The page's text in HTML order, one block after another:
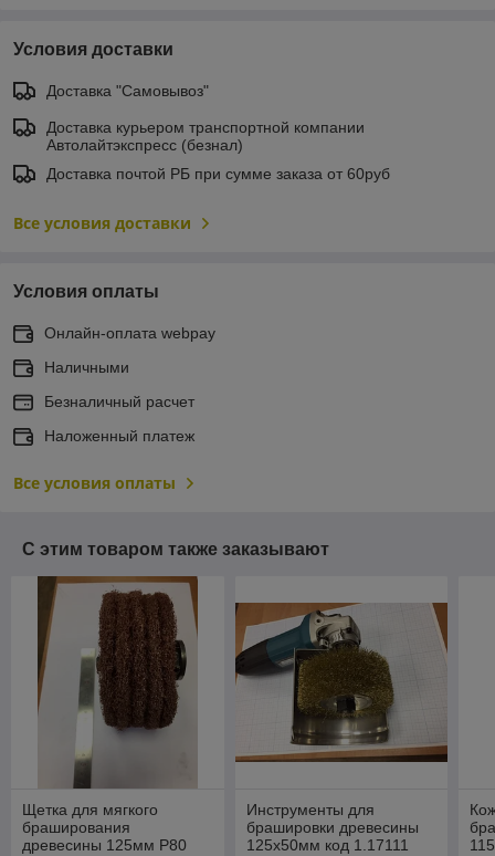
Условия доставки
Доставка "Самовывоз"
Доставка курьером транспортной компании
Автолайтэкспресс (безнал)
Доставка почтой РБ при сумме заказа от 60руб
Все условия доставки
Условия оплаты
Онлайн-оплата webpay
Наличными
Безналичный расчет
Наложенный платеж
Все условия оплаты
С этим товаром также заказывают
Щетка для мягкого
браширования
древесины 125мм Р80
Инструменты для
брашировки древесины
125х50мм код 1.17111